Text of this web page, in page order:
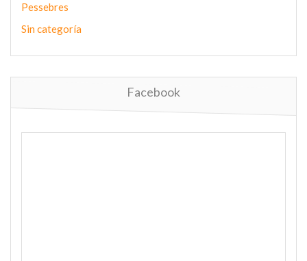
Pessebres
Sin categoría
Facebook